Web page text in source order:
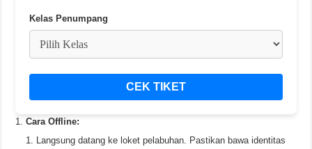
Kelas Penumpang
CEK TIKET
Cara Offline:
Langsung datang ke loket pelabuhan. Pastikan bawa identitas